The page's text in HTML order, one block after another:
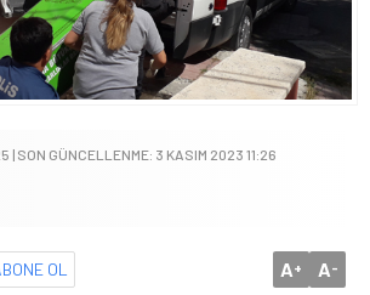
| SON GÜNCELLENME: 3 KASIM 2023 11:26
OL A+ A-